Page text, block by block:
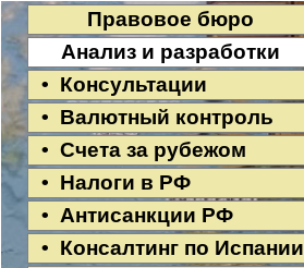
Правовое бюро
Анализ и разработки
• Консультации
• Валютный контроль
• Счета за рубежом
• Налоги в РФ
• Антисанкции РФ
• Консалтинг по Испании